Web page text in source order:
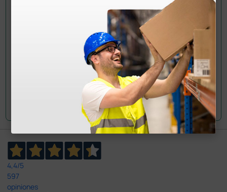
han adquirido este producto.
Envía tu pregunta
4,4/5
597
opiniones